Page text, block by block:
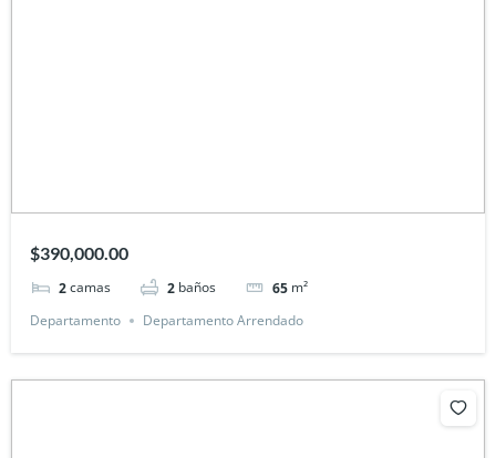
$390,000.00
2camas 2 baños 65 m²
Departamento
Departamento Arrendado